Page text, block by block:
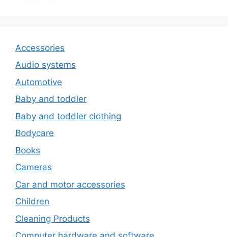
Accessories
Audio systems
Automotive
Baby and toddler
Baby and toddler clothing
Bodycare
Books
Cameras
Car and motor accessories
Children
Cleaning Products